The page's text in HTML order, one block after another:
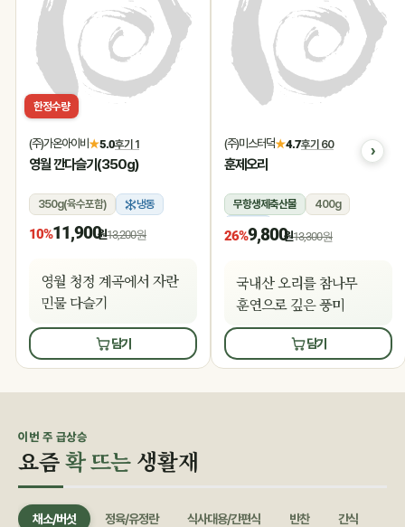
한정수량
(주)가온아이비 ★5.0후기 1
영월 깐다슬기(350g)
350g(육수포함) 냉동
10%11,900원13,200원
영월 청정 계곡에서 자란
민물 다슬기
담기
(주)미스터덕★4.7후기 60
훈제오리
무항생제축산물
400g
냉동
26%9,800원13,300원
국내산 오리를 참나무
훈연으로 깊은 풍미
담기
이번 주 급상승
요즘확 뜨는생활재
채소/버섯 정육/유정란 식사대용/간편식 반찬 간식